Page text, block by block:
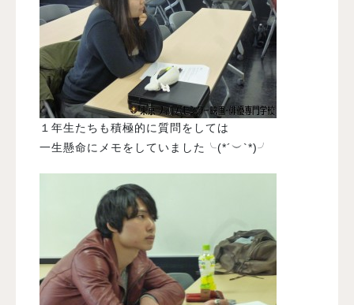
１年生たちも積極的に質問をしては
一生懸命にメモをしていました╰(*´︶`*)╯